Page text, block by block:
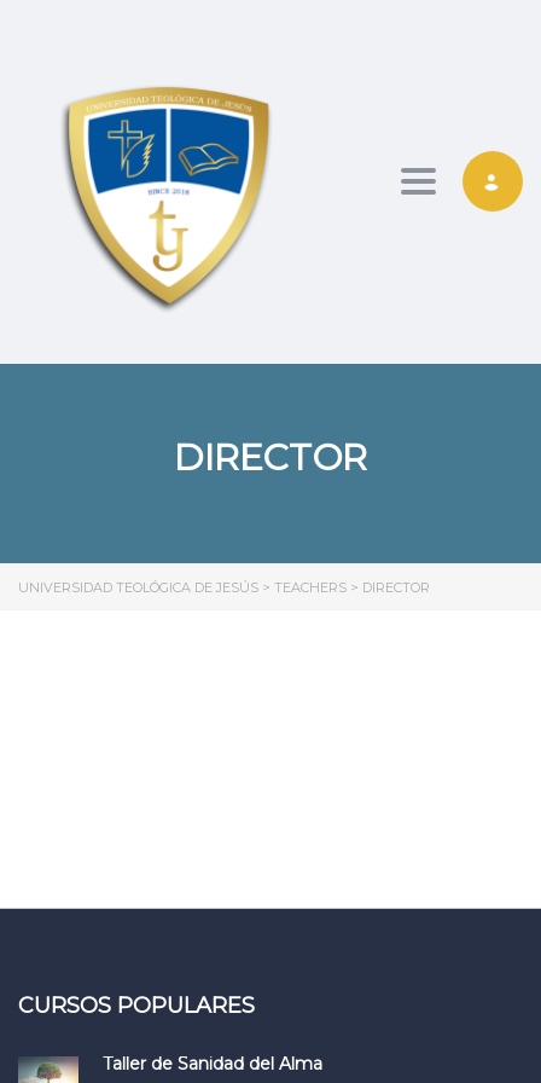
Toggle
DIRECTOR
UNIVERSIDAD TEOLÓGICA DE JESÚS > TEACHERS > DIRECTOR
CURSOS POPULARES
Taller de Sanidad del Alma